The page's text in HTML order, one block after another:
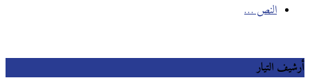
النص …
أرشيف التيار